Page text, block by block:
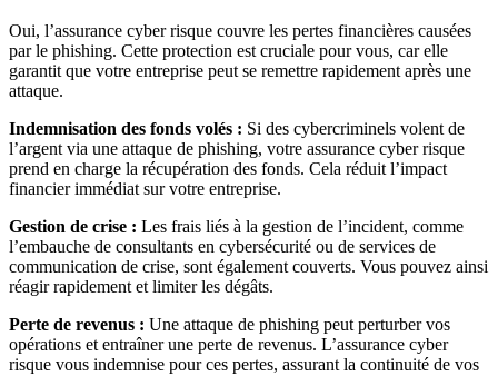
Oui, l’assurance cyber risque couvre les pertes financières causées
par le phishing. Cette protection est cruciale pour vous, car elle
garantit que votre entreprise peut se remettre rapidement après une
attaque.
Indemnisation des fonds volés : Si des cybercriminels volent de
l’argent via une attaque de phishing, votre assurance cyber risque
prend en charge la récupération des fonds. Cela réduit l’impact
financier immédiat sur votre entreprise.
Gestion de crise : Les frais liés à la gestion de l’incident, comme
l’embauche de consultants en cybersécurité ou de services de
communication de crise, sont également couverts. Vous pouvez ainsi
réagir rapidement et limiter les dégâts.
Perte de revenus : Une attaque de phishing peut perturber vos
opérations et entraîner une perte de revenus. L’assurance cyber
risque vous indemnise pour ces pertes, assurant la continuité de vos